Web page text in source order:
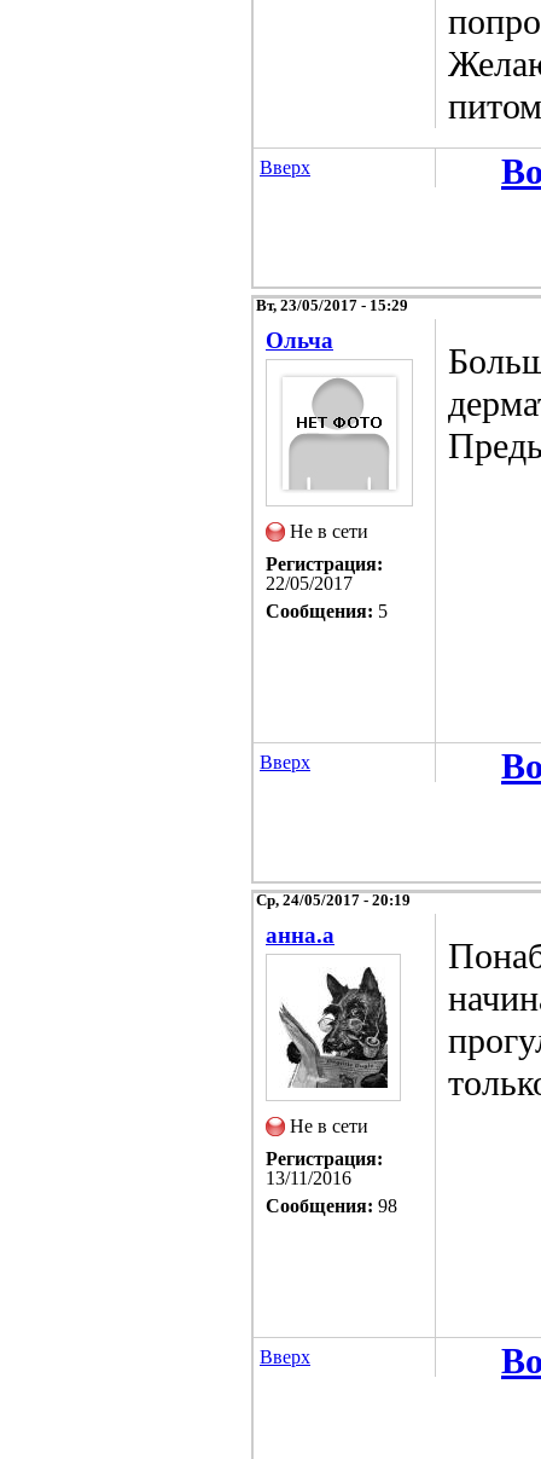
Вверх
Вт, 23/05/2017 - 15:29
Ольча
Не в сети
Регистрация:
22/05/2017
Сообщения: 5
Вверх
Ср, 24/05/2017 - 20:19
анна.a
Не в сети
Регистрация:
13/11/2016
Сообщения: 98
Вверх